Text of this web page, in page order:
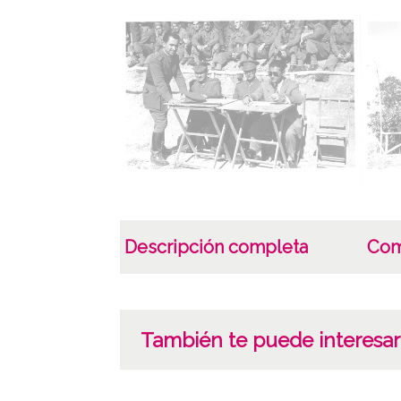
Descripción completa
También te puede interesar